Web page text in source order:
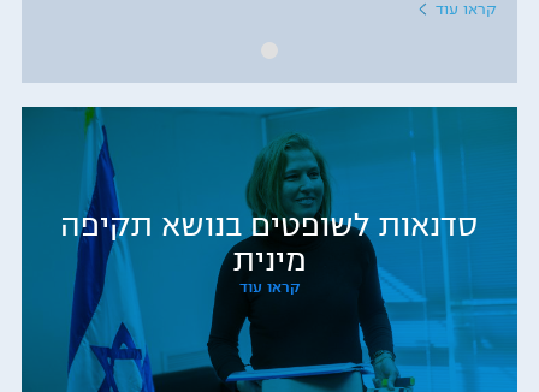
קראו עוד
סדנאות לשופטים בנושא תקיפה
מינית
קראו עוד